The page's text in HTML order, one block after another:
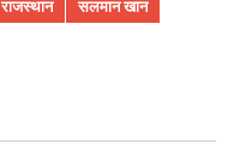
राजस्थान सलमान खान